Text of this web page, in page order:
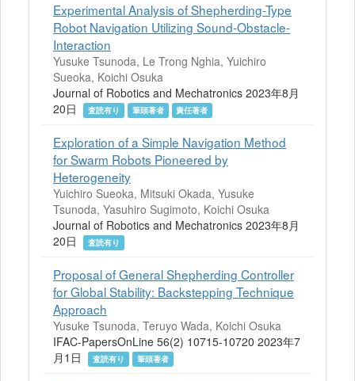
Experimental Analysis of Shepherding-Type
Robot Navigation Utilizing Sound-Obstacle-
Interaction
Yusuke Tsunoda, Le Trong Nghia, Yuichiro
Sueoka, Koichi Osuka
Journal of Robotics and Mechatronics 2023年8月
20日
査読有り 筆頭著者 責任著者
Exploration of a Simple Navigation Method
for Swarm Robots Pioneered by
Heterogeneity
Yuichiro Sueoka, Mitsuki Okada, Yusuke
Tsunoda, Yasuhiro Sugimoto, Koichi Osuka
Journal of Robotics and Mechatronics 2023年8月
20日
査読有り
Proposal of General Shepherding Controller
for Global Stability: Backstepping Technique
Approach
Yusuke Tsunoda, Teruyo Wada, Koichi Osuka
IFAC-PapersOnLine 56(2) 10715-10720 2023年7
月1日
査読有り 筆頭著者